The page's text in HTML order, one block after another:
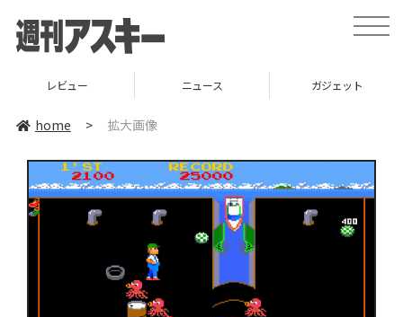
toggle
レビュー ニュース ガジェット
home > 拡大画像